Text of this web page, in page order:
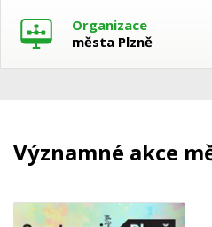
Organizace
města Plzně
Významné akce